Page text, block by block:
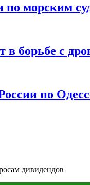
по морским
в борьбе с
по
дивидендов